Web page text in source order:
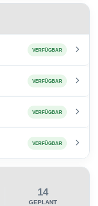
VERFÜGBAR
VERFÜGBAR
VERFÜGBAR
VERFÜGBAR
14
GEPLANT